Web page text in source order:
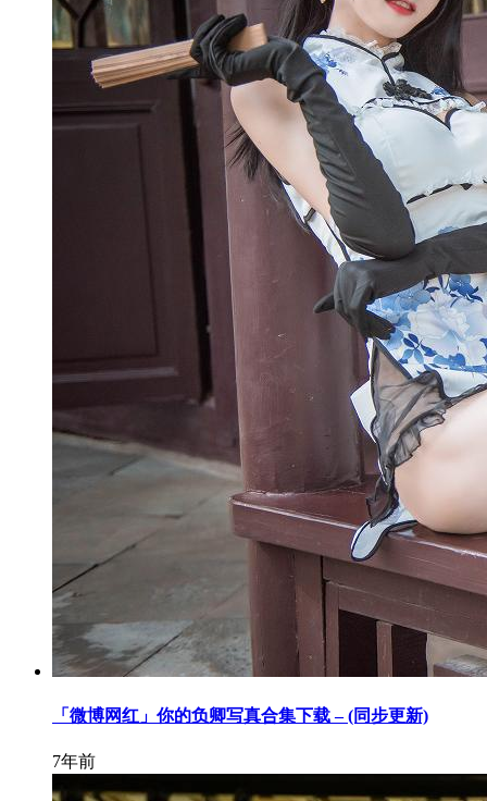
「微博网红」你的负卿写真合集下载 – (同步更新)
7年前